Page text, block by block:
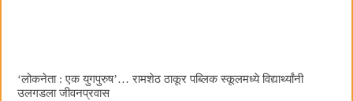
‌‘लोकनेता : एक युगपुरुष‌’… रामशेठ ठाकूर पब्लिक स्कूलमध्ये विद्यार्थ्यांनी
उलगडला जीवनप्रवास